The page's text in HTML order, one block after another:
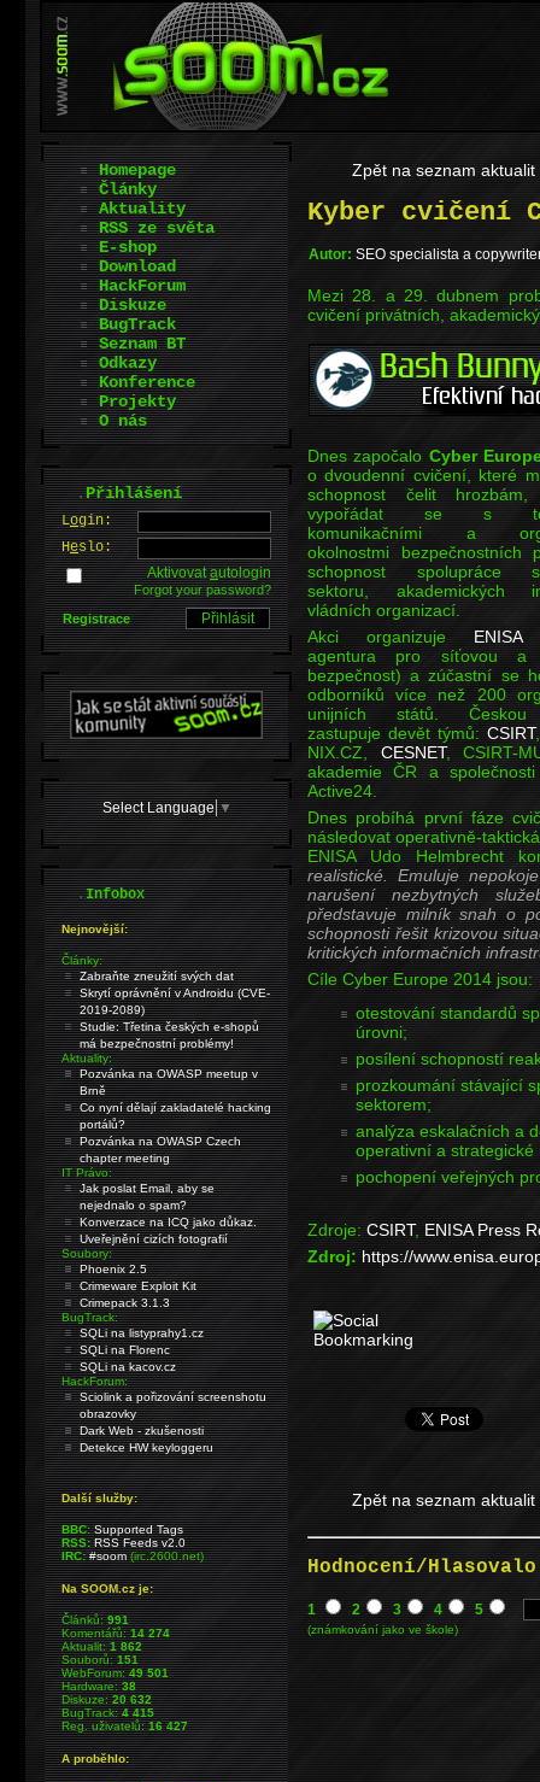
Zpět na seznam aktualit
Kyber cvičení
Autor: SEO specialista a
Mezi 28. a 29. dubnem
cvičení privátních,
Dnes započalo Cyber
o dvoudenní cvičení, které
schopnost čelit hrozbám,
vypořádat se s
komunikačními a
okolnostmi bezpečnostních
schopnost spolupráce
sektoru, akademických
vládních organizací.
Akci organizuje ENISA
agentura pro síťovou a
bezpečnost) a zúčastní se
odborníků více než 200
unijních států. Českou
zastupuje devět týmů: CSIRT
NIX.CZ, CESNET, CSIRT-
akademie ČR a
Active24.
Dnes probíhá první fáze
následovat operativně-
ENISA Udo Helmbrecht
realistické. Emuluje
narušení nezbytných
představuje milník snah o
schopnosti řešit krizovou
kritických informačních
Cíle Cyber Europe 2014 jsou:
otestování standardů
úrovni;
posílení schopností
prozkoumání stávající
sektorem;
analýza eskalačních a
operativní a strategické
pochopení veřejných
Zdroje: CSIRT, ENISA Press
Zdroj: https://
Zpět na seznam aktualit
Hodnocení/
1 2 3 4 5
(známkování jako ve škole)
Homepage
Články
Aktuality
RSS ze světa
E-shop
Download
HackForum
Diskuze
BugTrack
Seznam BT
Odkazy
Konference
Projekty
O nás
.Přihlášení
Login:
Heslo:
Aktivovatautologin
Forgot your password?
Registrace
Select Language ▼
.Infobox
Nejnovější:
Články:
Zabraňte zneužití svých dat
Skrytí oprávnění v Androidu (CVE-
2019-2089)
Studie: Třetina českých e-shopů
má bezpečnostní problémy!
Aktuality:
Pozvánka na OWASP meetup v
Brně
Co nyní dělají zakladatelé hacking
portálů?
Pozvánka na OWASP Czech
chapter meeting
IT Právo:
Jak poslat Email, aby se
nejednalo o spam?
Konverzace na ICQ jako důkaz.
Uveřejnění cizích fotografií
Soubory:
Phoenix 2.5
Crimeware Exploit Kit
Crimepack 3.1.3
BugTrack:
SQLi na listyprahy1.cz
SQLi na Florenc
SQLi na kacov.cz
HackForum:
Sciolink a pořizování screenshotu
obrazovky
Dark Web - zkušenosti
Detekce HW keyloggeru
Další služby:
BBC: Supported Tags
RSS: RSS Feeds v2.0
IRC: #soom(irc.2600.net)
Na SOOM.cz je:
Článků:991
Komentářů:14 274
Aktualit:1 862
Souborů:151
WebForum:49 501
Hardware:38
Diskuze:20 632
BugTrack:4 415
Reg. uživatelů:16 427
A proběhlo: